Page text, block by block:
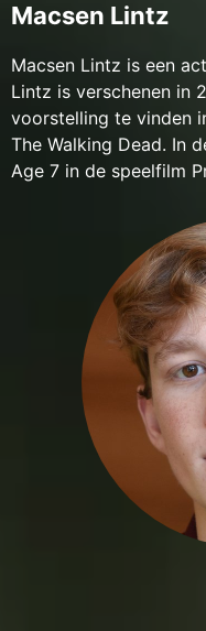
Macsen Lintz
Macsen Lintz is een
Lintz is verschenen in
voorstelling te vinden
The Walking Dead. In
Age 7 in de speelfilm